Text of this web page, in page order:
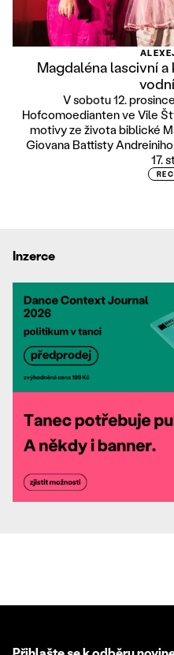
Magdaléna lascivní
V sobotu 12.
Hofcomoedianten ve Vile
motivy ze života biblické
Giovana Battisty
17.
Inzerce